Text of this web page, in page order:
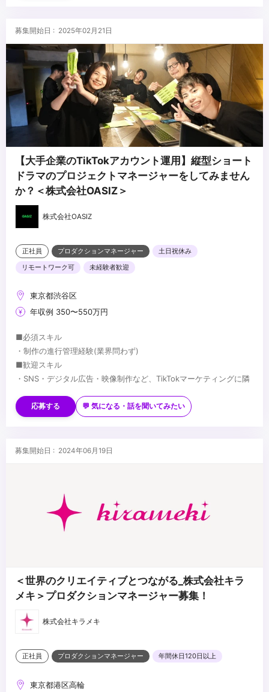
募集開始日 : 2025年02月21日
【大手企業のTikTokアカウント運用】縦型ショート
ドラマのプロジェクトマネージャーをしてみません
か？＜株式会社OASIZ＞
株式会社OASIZ
正社員 プロダクションマネージャー
土日祝休み
リモートワーク可
未経験者歓迎
東京都渋谷区
年収例 350〜550万円
■必須スキル
・制作の進行管理経験(業界問わず)
■歓迎スキル
・SNS・デジタル広告・映像制作など、TikTokマーケティングに隣
・動画制作経験
・制作チームや外部クリエイターと連携した制作経験
・俳優キャスティング経験
...
応募する 💬 気になる・話を聞いてみたい
募集開始日 : 2024年06月19日
＜世界のクリエイティブとつながる_株式会社キラ
メキ＞プロダクションマネージャー募集！
株式会社キラメキ
正社員 プロダクションマネージャー 年間休日120日以上
東京都港区高輪